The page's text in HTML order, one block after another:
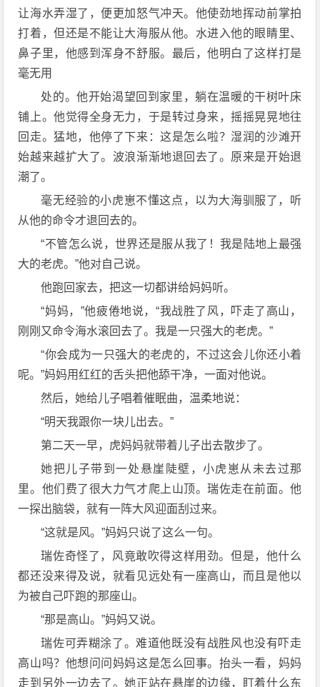
让海水弄湿了，便更加怒气冲天。他使劲地挥动前掌拍
打着，但还是不能让大海服从他。水进入他的眼睛里、
鼻子里，他感到浑身不舒服。最后，他明白了这样打是
毫无用
处的。他开始渴望回到家里，躺在温暖的干树叶床
铺上。他觉得全身无力，于是转过身来，摇摇晃晃地往
回走。猛地，他停了下来：这是怎么啦？湿润的沙滩开
始越来越扩大了。波浪渐渐地退回去了。原来是开始退
潮了。
毫无经验的小虎崽不懂这点，以为大海驯服了，听
从他的命令才退回去的。
“不管怎么说，世界还是服从我了！我是陆地上最强
大的老虎。”他对自己说。
他跑回家去，把这一切都讲给妈妈听。
“妈妈，”他疲倦地说，“我战胜了风，吓走了高山，
刚刚又命令海水滚回去了。我是一只强大的老虎。”
“你会成为一只强大的老虎的，不过这会儿你还小着
呢。”妈妈用红红的舌头把他舔干净，一面对他说。
然后，她给儿子唱着催眠曲，温柔地说：
“明天我跟你一块儿出去。”
第二天一早，虎妈妈就带着儿子出去散步了。
她把儿子带到一处悬崖陡壁，小虎崽从未去过那
里。他们费了很大力气才爬上山顶。瑞佐走在前面。他
一探出脑袋，就有一阵大风迎面刮过来。
“这就是风。”妈妈只说了这么一句。
瑞佐奇怪了，风竟敢吹得这样用劲。但是，他什么
都还没来得及说，就看见远处有一座高山，而且是他以
为被自己吓跑的那座山。
“那是高山。”妈妈又说。
瑞佐可弄糊涂了。难道他既没有战胜风也没有吓走
高山吗？他想问问妈妈这是怎么回事。抬头一看，妈妈
走到另外一边去了。她正站在悬崖的边缘，盯着什么东